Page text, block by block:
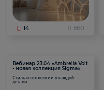
14 660
Вебинар 23.04 «Ambrella Volt
- новая коллекция Sigma»
Стиль и технологии в каждой
детали